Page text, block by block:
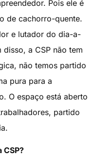
Pois ele é
de cachorro-quente.
e lutador do dia-a-
a CSP não tem
não temos partido
pura para a
O espaço está aberto
partido
CSP?